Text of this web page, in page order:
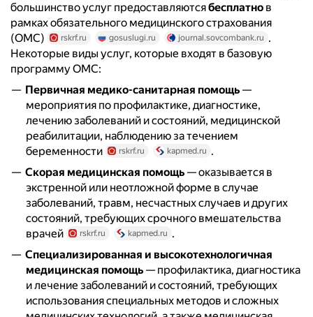
большинство услуг предоставляютсябесплатно в
рамках обязательного медицинского страхования
(ОМС)
rskrf.ru gosuslugi.ru journal.sovcombank.ru .
Некоторые виды услуг, которые входят в базовую
программу ОМС:
Первичная медико-санитарная помощь —
мероприятия по профилактике, диагностике,
лечению заболеваний и состояний, медицинской
реабилитации, наблюдению за течением
беременности
rskrf.ru kapmed.ru .
Скорая медицинская помощь — оказывается в
экстренной или неотложной форме в случае
заболеваний, травм, несчастных случаев и других
состояний, требующих срочного вмешательства
врачей
rskrf.ru kapmed.ru .
Специализированная и высокотехнологичная
медицинская помощь — профилактика, диагностика
и лечение заболеваний и состояний, требующих
использования специальных методов и сложных